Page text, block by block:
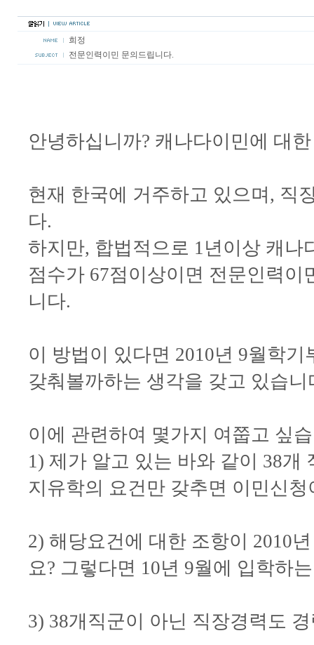
희정
전문인력이민 문의드립니다.
안녕하십니까? 캐나다이민에 대
현재 한국에 거주하고 있으며, 직
다.
하지만, 합법적으로 1년이상 캐
점수가 67점이상이면 전문인력
니다.
이 방법이 있다면 2010년 9월학
갖춰볼까하는 생각을 갖고 있습니
이에 관련하여 몇가지 여쭙고 싶
1) 제가 알고 있는 바와 같이 38개
지유학의 요건만 갖추면 이민신청
2) 해당요건에 대한 조항이 2010
요? 그렇다면 10년 9월에 입학하
3) 38개직군이 아닌 직장경력도